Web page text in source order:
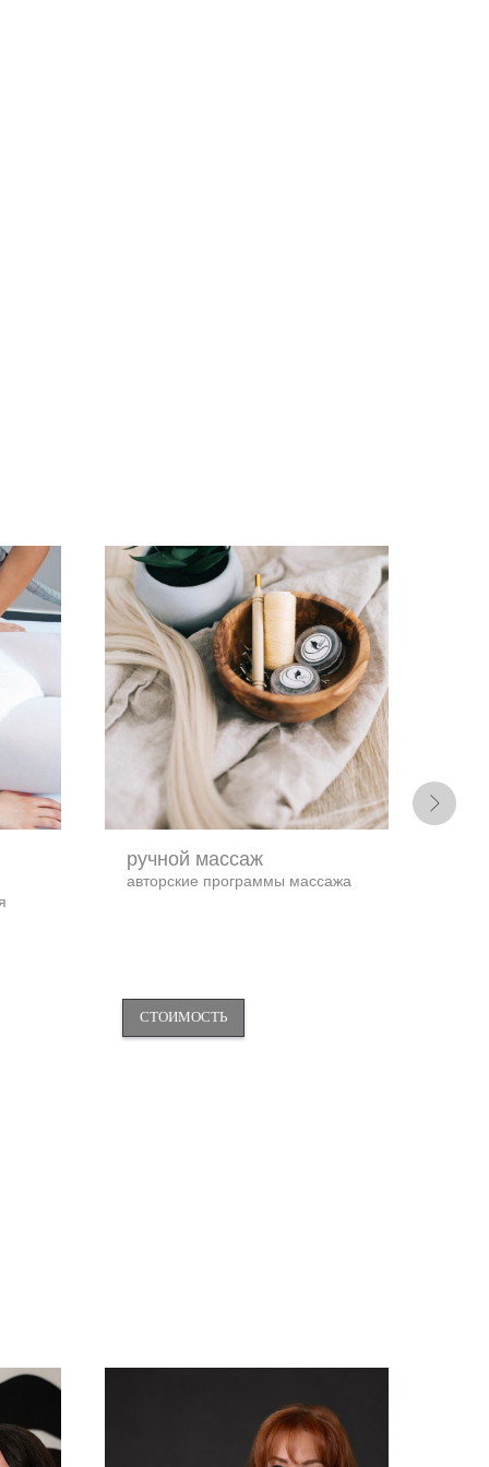
ручной массаж
авторские программы массажа
СТОИМОСТЬ